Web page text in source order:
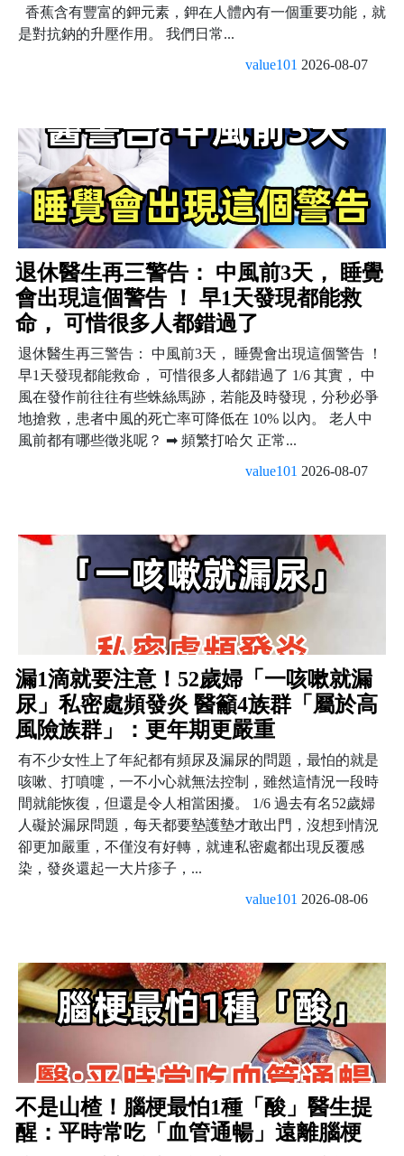
香蕉含有豐富的鉀元素，鉀在人體內有一個重要功能，就
是對抗鈉的升壓作用。 我們日常...
value101 2026-08-07
退休醫生再三警告： 中風前3天， 睡覺
會出現這個警告 ！ 早1天發現都能救
命， 可惜很多人都錯過了
退休醫生再三警告： 中風前3天， 睡覺會出現這個警告 ！
早1天發現都能救命， 可惜很多人都錯過了 1/6 其實， 中
風在發作前往往有些蛛絲馬跡，若能及時發現，分秒必爭
地搶救，患者中風的死亡率可降低在 10% 以內。 老人中
風前都有哪些徵兆呢？ ➡ 頻繁打哈欠 正常...
value101 2026-08-07
漏1滴就要注意！52歲婦「一咳嗽就漏
尿」私密處頻發炎 醫籲4族群「屬於高
風險族群」：更年期更嚴重
有不少女性上了年紀都有頻尿及漏尿的問題，最怕的就是
咳嗽、打噴嚏，一不小心就無法控制，雖然這情況一段時
間就能恢復，但還是令人相當困擾。 1/6 過去有名52歲婦
人礙於漏尿問題，每天都要墊護墊才敢出門，沒想到情況
卻更加嚴重，不僅沒有好轉，就連私密處都出現反覆感
染，發炎還起一大片疹子，...
value101 2026-08-06
不是山楂！腦梗最怕1種「酸」醫生提
醒：平時常吃「血管通暢」遠離腦梗